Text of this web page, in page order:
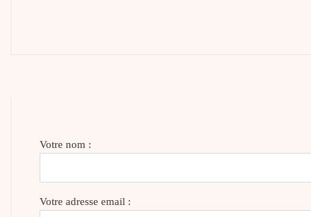
Votre nom :
Votre adresse email :